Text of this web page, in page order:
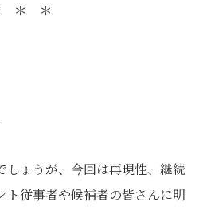
＊ ＊
しょうが、今回は再現性、継続
ト従事者や候補者の皆さんに明